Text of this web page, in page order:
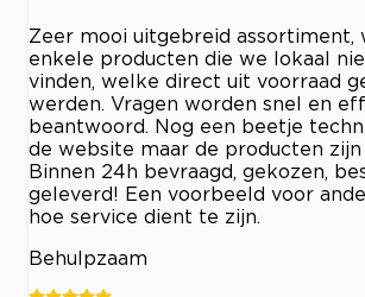
Zeer mooi uitgebreid assortiment,
enkele producten die we lokaal
vinden, welke direct uit voorraad
werden. Vragen worden snel en
beantwoord. Nog een beetje
de website maar de producten
Binnen 24h bevraagd, gekozen,
geleverd! Een voorbeeld voor
hoe service dient te zijn.
Behulpzaam